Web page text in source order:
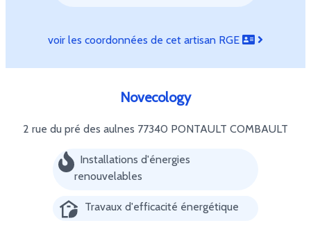
voir les coordonnées de cet artisan RGE
Novecology
2 rue du pré des aulnes 77340 PONTAULT COMBAULT
Installations d'énergies
renouvelables
Travaux d'efficacité énergétique